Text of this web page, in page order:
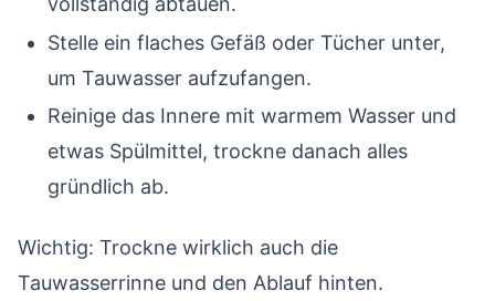
Stelle ein flaches Gefäß oder Tücher unter,
um Tauwasser aufzufangen.
Reinige das Innere mit warmem Wasser und
etwas Spülmittel, trockne danach alles
gründlich ab.
Wichtig: Trockne wirklich auch die
Tauwasserrinne und den Ablauf hinten.